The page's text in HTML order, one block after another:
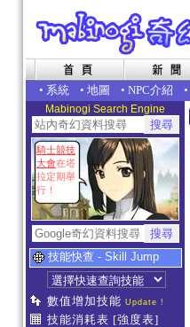
• 系統 • 地圖 • NPC介紹 •
Mabinogi Search Engine
騎士競技
大會在塔
拉定期舉
行！
技能快查 - Skill Jump
數值增加技能 Update !
技能消耗表 [強度表]